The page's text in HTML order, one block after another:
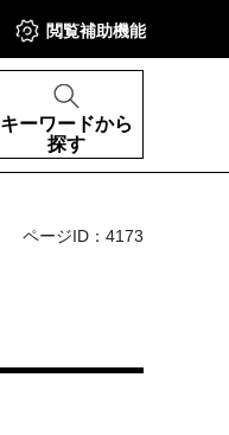
閲覧補助機能
キーワードから
探す
ページID：4173